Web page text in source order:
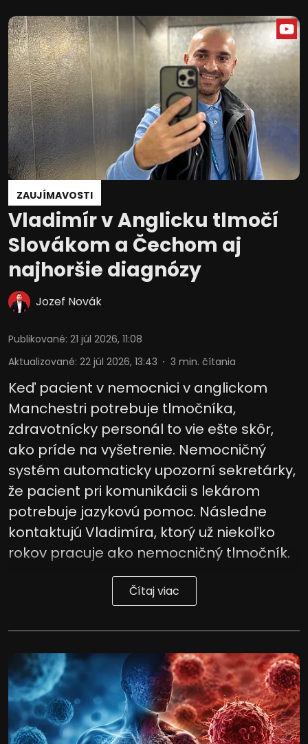
ZAUJÍMAVOSTI
Vladimír v Anglicku tlmočí
Slovákom a Čechom aj
najhoršie diagnózy
Jozef Novák
Publikované: 21 júl 2026, 11:08
Aktualizované: 22 júl 2026, 13:43 3 min. čítania
Keď pacient v nemocnici v anglickom
Manchestri potrebuje tlmočníka,
zdravotnícky personál to vie ešte skôr,
ako príde na vyšetrenie. Nemocničný
systém automaticky upozorní sekretárky,
že pacient pri komunikácii s lekárom
potrebuje jazykovú pomoc. Následne
kontaktujú Vladimíra, ktorý už niekoľko
rokov pracuje ako nemocničný tlmočník.
Čítaj viac